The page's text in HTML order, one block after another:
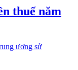
thuế năm